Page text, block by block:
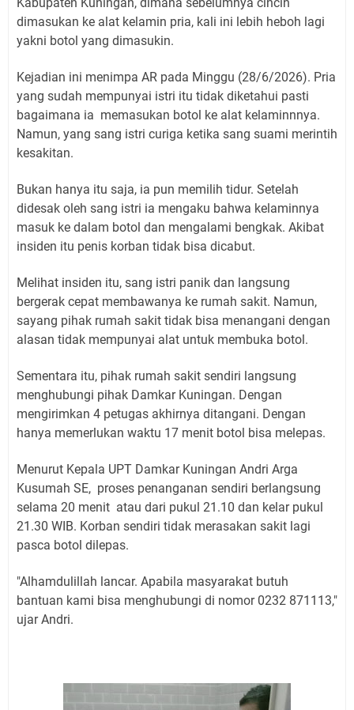
dimasukan ke alat kelamin pria, kali ini lebih heboh lagi
yakni botol yang dimasukin.
Kejadian ini menimpa AR pada Minggu (28/6/2026). Pria
yang sudah mempunyai istri itu tidak diketahui pasti
bagaimana ia memasukan botol ke alat kelaminnnya.
Namun, yang sang istri curiga ketika sang suami merintih
kesakitan.
Bukan hanya itu saja, ia pun memilih tidur. Setelah
didesak oleh sang istri ia mengaku bahwa kelaminnya
masuk ke dalam botol dan mengalami bengkak. Akibat
insiden itu penis korban tidak bisa dicabut.
Melihat insiden itu, sang istri panik dan langsung
bergerak cepat membawanya ke rumah sakit. Namun,
sayang pihak rumah sakit tidak bisa menangani dengan
alasan tidak mempunyai alat untuk membuka botol.
Sementara itu, pihak rumah sakit sendiri langsung
menghubungi pihak Damkar Kuningan. Dengan
mengirimkan 4 petugas akhirnya ditangani. Dengan
hanya memerlukan waktu 17 menit botol bisa melepas.
Menurut Kepala UPT Damkar Kuningan Andri Arga
Kusumah SE, proses penanganan sendiri berlangsung
selama 20 menit atau dari pukul 21.10 dan kelar pukul
21.30 WIB. Korban sendiri tidak merasakan sakit lagi
pasca botol dilepas.
"Alhamdulillah lancar. Apabila masyarakat butuh
bantuan kami bisa menghubungi di nomor 0232 871113,"
ujar Andri.